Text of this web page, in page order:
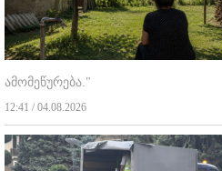
ამომეწურება."
12:41 / 04.08.2026